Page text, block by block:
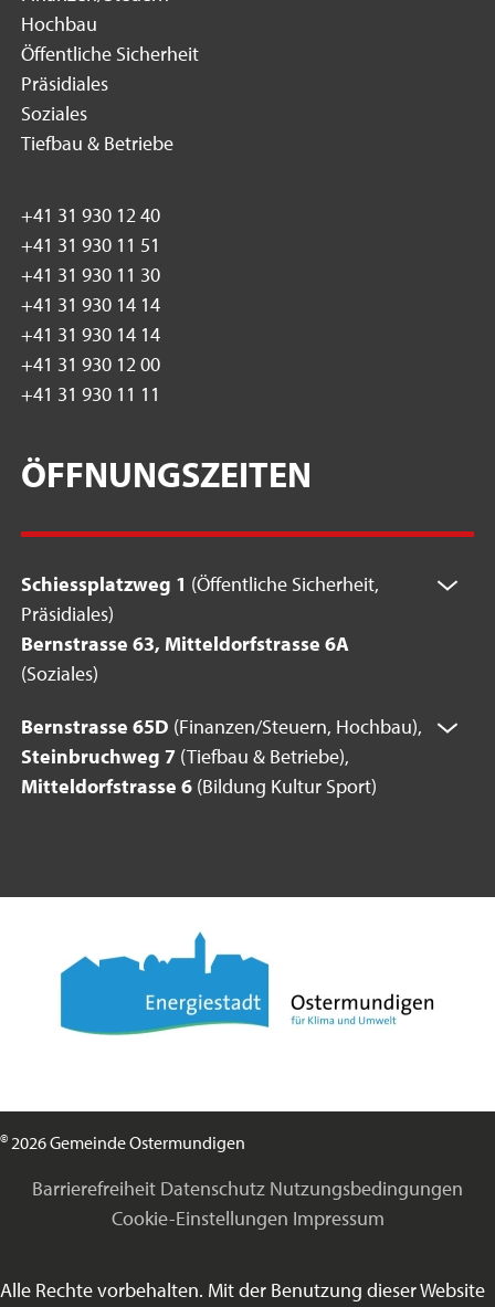
Hochbau
Öffentliche Sicherheit
Präsidiales
Soziales
Tiefbau & Betriebe
+41 31 930 12 40
+41 31 930 11 51
+41 31 930 11 30
+41 31 930 14 14
+41 31 930 14 14
+41 31 930 12 00
+41 31 930 11 11
ÖFFNUNGSZEITEN
Schiessplatzweg 1 (Öffentliche Sicherheit,
Präsidiales)
Bernstrasse 63, Mitteldorfstrasse 6A
(Soziales)
Bernstrasse 65D (Finanzen/Steuern, Hochbau),
Steinbruchweg 7 (Tiefbau & Betriebe),
Mitteldorfstrasse 6 (Bildung Kultur Sport)
© 2026 Gemeinde Ostermundigen
Barrierefreiheit Datenschutz Nutzungsbedingungen
Cookie-Einstellungen Impressum
Alle Rechte vorbehalten. Mit der Benutzung dieser Website